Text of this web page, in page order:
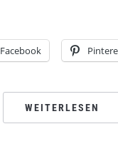
Facebook
WEITERLESEN